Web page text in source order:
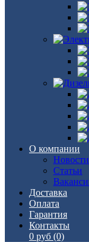
О компании
Новости
Статьи
Доставка
Оплата
Гарантия
Контакты
0 руб (0)